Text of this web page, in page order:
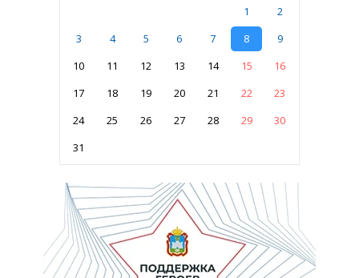
1
2
3
4 5 6 7 8
9
10
11 12 13 14 15
16
17
18 19 20 21 22
23
24
25 26 27 28 29
30
31